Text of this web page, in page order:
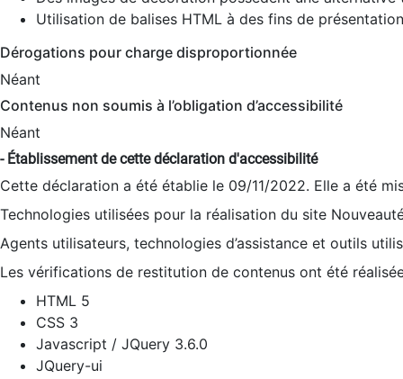
Utilisation de balises HTML à des fins de
Dérogations pour charge disproportionnée
Néant
Contenus non soumis à l’obligation d’accessibilité
Néant
- Établissement de cette déclaration d'accessibilité
Cette déclaration a été établie le 09/11/2022. Elle a été
Technologies utilisées pour la réalisation du site
Agents utilisateurs, technologies d’assistance et outils
Les vérifications de restitution de contenus ont été
HTML 5
CSS 3
Javascript / JQuery 3.6.0
JQuery-ui